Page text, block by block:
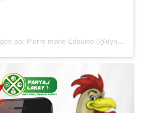
Une publication partagée par Pierre marie Edouine (@dyne_singer)